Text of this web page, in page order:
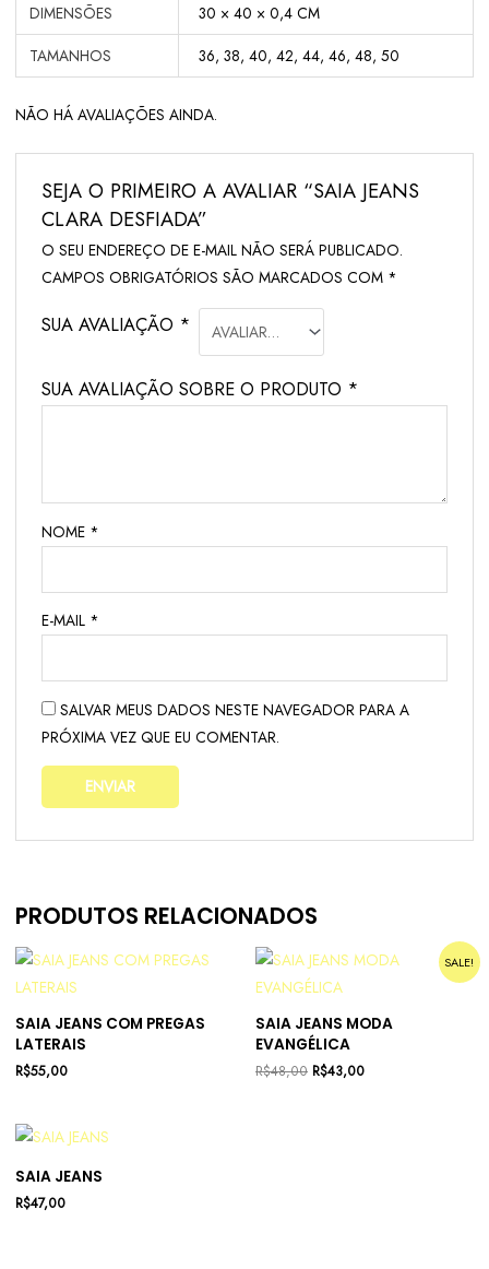
DIMENSÕES
30 × 40 × 0,4 CM
TAMANHOS
36, 38, 40, 42, 44, 46, 48, 50
NÃO HÁ AVALIAÇÕES AINDA.
SEJA O PRIMEIRO A AVALIAR “SAIA JEANS
CLARA DESFIADA”
O SEU ENDEREÇO DE E-MAIL NÃO SERÁ PUBLICADO.
CAMPOS OBRIGATÓRIOS SÃO MARCADOS COM *
SUA AVALIAÇÃO *
SUA AVALIAÇÃO SOBRE O PRODUTO *
NOME *
E-MAIL *
SALVAR MEUS DADOS NESTE NAVEGADOR PARA A
PRÓXIMA VEZ QUE EU COMENTAR.
PRODUTOS RELACIONADOS
SAIA JEANS COM PREGAS
LATERAIS
R$55,00
SALE!
SAIA JEANS MODA
EVANGÉLICA
R$48,00 R$43,00
SAIA JEANS
R$47,00